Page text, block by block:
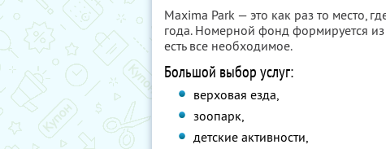
Maxima Park — это как раз то место,
года. Номерной фонд формируется
есть все необходимое.
Большой выбор услуг:
верховая езда,
зоопарк,
детские активности,